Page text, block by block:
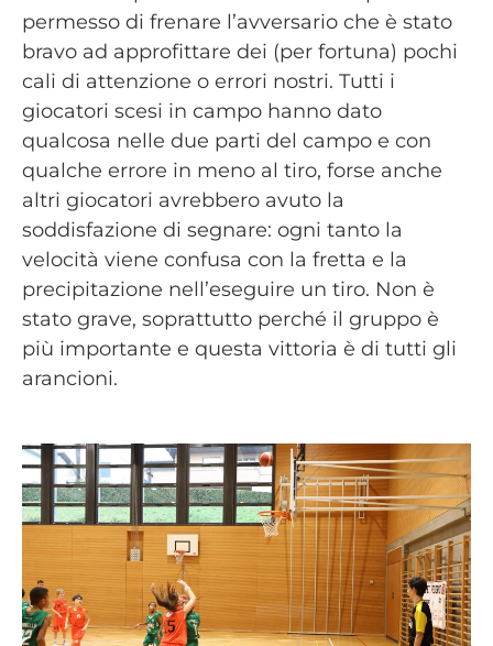
permesso di frenare l’avversario che è stato
bravo ad approfittare dei (per fortuna) pochi
cali di attenzione o errori nostri. Tutti i
giocatori scesi in campo hanno dato
qualcosa nelle due parti del campo e con
qualche errore in meno al tiro, forse anche
altri giocatori avrebbero avuto la
soddisfazione di segnare: ogni tanto la
velocità viene confusa con la fretta e la
precipitazione nell’eseguire un tiro. Non è
stato grave, soprattutto perché il gruppo è
più importante e questa vittoria è di tutti gli
arancioni.